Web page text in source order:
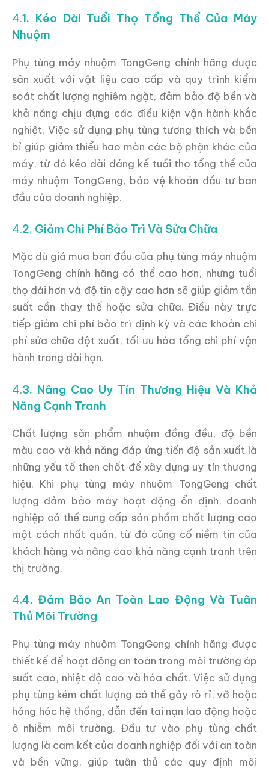
4.1. Kéo Dài Tuổi Thọ Tổng Thể Của Máy
Nhuộm
Phụ tùng máy nhuộm TongGeng chính hãng được
sản xuất với vật liệu cao cấp và quy trình kiểm
soát chất lượng nghiêm ngặt, đảm bảo độ bền và
khả năng chịu đựng các điều kiện vận hành khắc
nghiệt. Việc sử dụng phụ tùng tương thích và bền
bỉ giúp giảm thiểu hao mòn các bộ phận khác của
máy, từ đó kéo dài đáng kể tuổi thọ tổng thể của
máy nhuộm TongGeng, bảo vệ khoản đầu tư ban
đầu của doanh nghiệp.
4.2. Giảm Chi Phí Bảo Trì Và Sửa Chữa
Mặc dù giá mua ban đầu của phụ tùng máy nhuộm
TongGeng chính hãng có thể cao hơn, nhưng tuổi
thọ dài hơn và độ tin cậy cao hơn sẽ giúp giảm tần
suất cần thay thế hoặc sửa chữa. Điều này trực
tiếp giảm chi phí bảo trì định kỳ và các khoản chi
phí sửa chữa đột xuất, tối ưu hóa tổng chi phí vận
hành trong dài hạn.
4.3. Nâng Cao Uy Tín Thương Hiệu Và Khả
Năng Cạnh Tranh
Chất lượng sản phẩm nhuộm đồng đều, độ bền
màu cao và khả năng đáp ứng tiến độ sản xuất là
những yếu tố then chốt để xây dựng uy tín thương
hiệu. Khi phụ tùng máy nhuộm TongGeng chất
lượng đảm bảo máy hoạt động ổn định, doanh
nghiệp có thể cung cấp sản phẩm chất lượng cao
một cách nhất quán, từ đó củng cố niềm tin của
khách hàng và nâng cao khả năng cạnh tranh trên
thị trường.
4.4. Đảm Bảo An Toàn Lao Động Và Tuân
Thủ Môi Trường
Phụ tùng máy nhuộm TongGeng chính hãng được
thiết kế để hoạt động an toàn trong môi trường áp
suất cao, nhiệt độ cao và hóa chất. Việc sử dụng
phụ tùng kém chất lượng có thể gây rò rỉ, vỡ hoặc
hỏng hóc hệ thống, dẫn đến tai nạn lao động hoặc
ô nhiễm môi trường. Đầu tư vào phụ tùng chất
lượng là cam kết của doanh nghiệp đối với an toàn
và bền vững, giúp tuân thủ các quy định môi